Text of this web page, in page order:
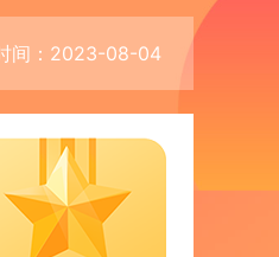
间：2023-08-04